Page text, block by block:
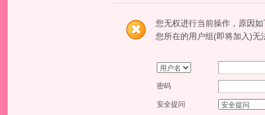
您无权进行当前操作，原因如
您所在的用户组(即将加入)无
密码
安全提问